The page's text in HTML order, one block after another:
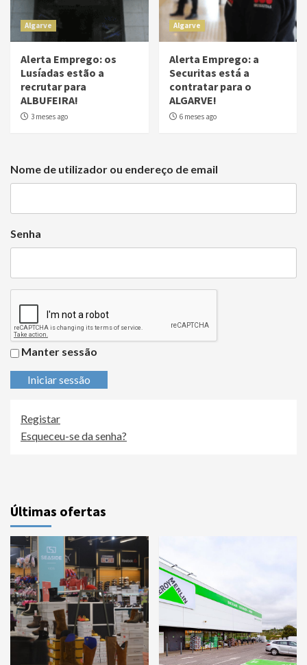
Algarve
Alerta Emprego: os
Lusíadas estão a
recrutar para
ALBUFEIRA!
3 meses ago
Algarve
Alerta Emprego: a
Securitas está a
contratar para o
ALGARVE!
6 meses ago
Nome de utilizador ou endereço de email
Senha
Manter sessão
Iniciar sessão
Registar
Esqueceu-se da senha?
Últimas ofertas